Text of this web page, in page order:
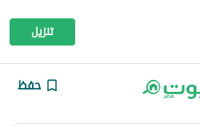
تنزيل
حفظ